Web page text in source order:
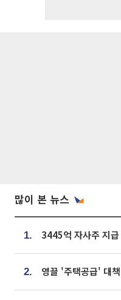
많이 본 뉴스
1.
2.